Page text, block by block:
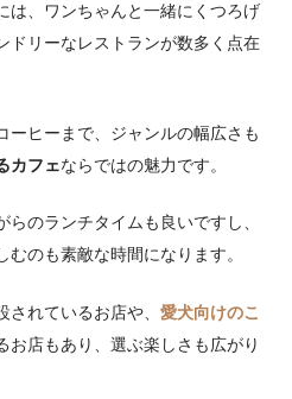
は、ワンちゃんと一緒にくつろげ
ドリーなレストランが数多く点在
ーヒーまで、ジャンルの幅広さも
カフェならではの魅力です。
のランチタイムも良いですし、
のも素敵な時間になります。
れているお店や、 愛犬向けのこ
お店もあり、選ぶ楽しさも広がり